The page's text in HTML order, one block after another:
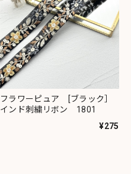
フラワーピュア [ブラック］
インド刺繍リボン 1801
¥275